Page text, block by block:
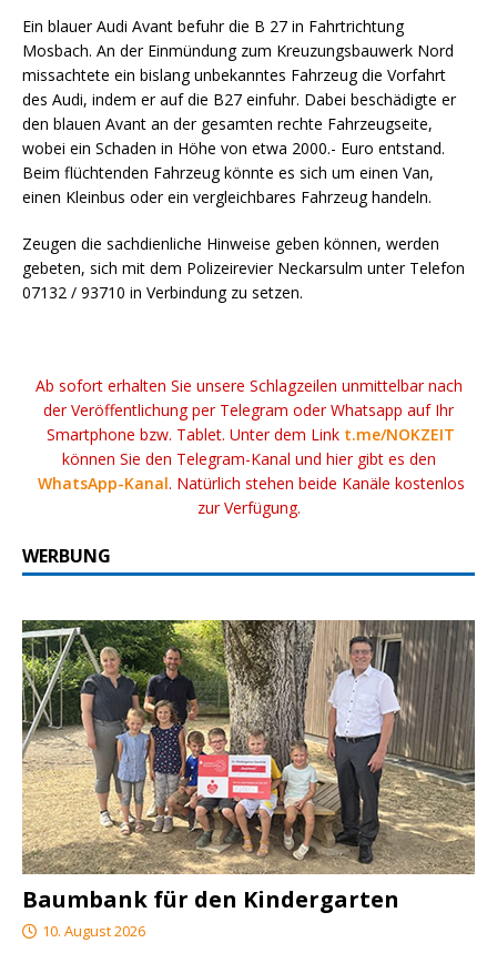
Ein blauer Audi Avant befuhr die B 27 in Fahrtrichtung
Mosbach. An der Einmündung zum Kreuzungsbauwerk Nord
missachtete ein bislang unbekanntes Fahrzeug die Vorfahrt
des Audi, indem er auf die B27 einfuhr. Dabei beschädigte er
den blauen Avant an der gesamten rechte Fahrzeugseite,
wobei ein Schaden in Höhe von etwa 2000.- Euro entstand.
Beim flüchtenden Fahrzeug könnte es sich um einen Van,
einen Kleinbus oder ein vergleichbares Fahrzeug handeln.
Zeugen die sachdienliche Hinweise geben können, werden
gebeten, sich mit dem Polizeirevier Neckarsulm unter Telefon
07132 / 93710 in Verbindung zu setzen.
Ab sofort erhalten Sie unsere Schlagzeilen unmittelbar nach
der Veröffentlichung per Telegram oder Whatsapp auf Ihr
Smartphone bzw. Tablet. Unter dem Link t.me/NOKZEIT
können Sie den Telegram-Kanal und hier gibt es den
WhatsApp-Kanal. Natürlich stehen beide Kanäle kostenlos
zur Verfügung.
WERBUNG
Baumbank für den Kindergarten
10. August 2026